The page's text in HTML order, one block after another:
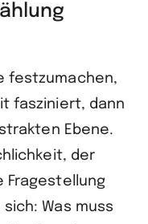
festzumachen,
fasziniert, dann
Ebene.
der
Fragestellung
Was muss